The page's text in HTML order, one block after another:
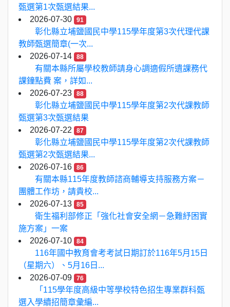
甄選第1次甄選結果...
2026-07-30
91
彰化縣立埔鹽國民中學115學年度第3次代理代課
教師甄選簡章(一次...
2026-07-14
88
有關本縣所屬學校教師請身心調適假所遺課務代
課鐘點費 案，詳如...
2026-07-23
88
彰化縣立埔鹽國民中學115學年度第2次代課教師
甄選第3次甄選結果
2026-07-22
87
彰化縣立埔鹽國民中學115學年度第2次代課教師
甄選第2次甄選結果...
2026-07-16
86
有關本縣115年度教師諮商輔導支持服務方案－
團體工作坊，請貴校...
2026-07-13
85
衛生福利部修正「強化社會安全網－急難紓困實
施方案」一案
2026-07-10
84
116年國中教育會考考試日期訂於116年5月15日
（星期六）、5月16日...
2026-07-09
76
「115學年度高級中等學校特色招生專業群科甄
選入學續招簡章彙編...